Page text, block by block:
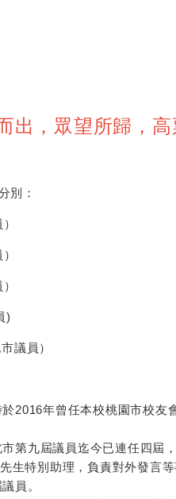
出，眾望所歸，
別：
)
議員）
2016年曾任本校桃園市校友
第九屆議員迄今已連任四屆，
生特別助理，負責對外發言
員。